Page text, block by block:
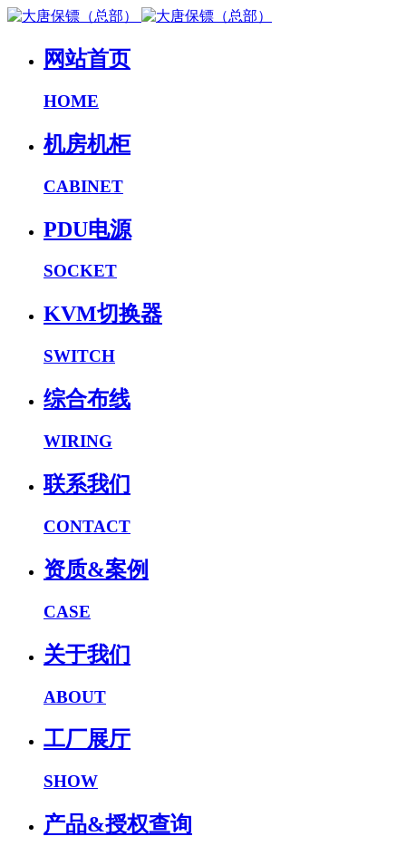
网站首页
HOME
机房机柜
CABINET
PDU电源
SOCKET
KVM切换器
SWITCH
综合布线
WIRING
联系我们
CONTACT
资质&案例
CASE
关于我们
ABOUT
工厂展厅
SHOW
产品&授权查询